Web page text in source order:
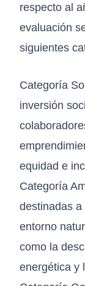
respecto al
evaluación
siguientes
Categoría
inversión
equidad e
Categoría
destinadas
entorno
como la
energética y